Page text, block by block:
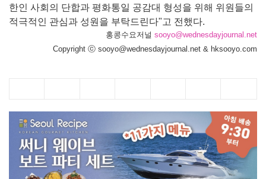
한인 사회의 단합과 평화통일 공감대 형성을 위해 위원들의
적극적인 관심과 성원을 부탁드린다"고 전했다.
홍콩수요저널 sooyo@wednesdayjournal.net
Copyright ⓒ sooyo@wednesdayjournal.net & hksooyo.com